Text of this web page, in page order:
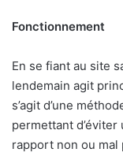
Fonctionnement
En se fiant au site
lendemain agit
s’agit d’une
permettant
rapport non ou mal